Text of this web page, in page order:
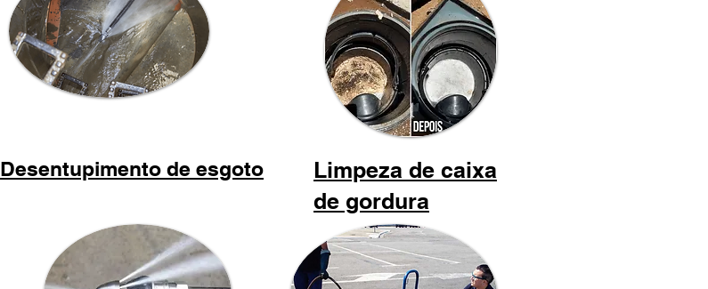
Desentupimento de esgoto
Limpeza de caixa
de gordura